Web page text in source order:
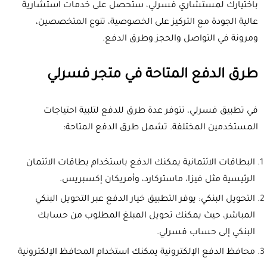
باختيارك لمستشاري فسرلي، ستحصل على خدمات استشارية
عالية الجودة مع التركيز على الخصوصية، تنوع المتخصصين،
ومرونة في التواصل والحجز وطرق الدفع.
طرق الدفع المتاحة في متجر فسرلي
في تطبيق فسرلي، تتوفر عدة طرق للدفع لتلبية احتياجات
المستخدمين المختلفة. تشمل طرق الدفع المتاحة:
البطاقات الائتمانية يمكنك الدفع باستخدام بطاقات الائتمان
الرئيسية مثل فيزا، ماستركارد، وأمريكان إكسبريس.
التحويل البنكي: يوفر التطبيق خيار الدفع عبر التحويل البنكي
المباشر، حيث يمكنك تحويل المبلغ المطلوب من حسابك
البنكي إلى حساب فسرلي.
محافظ الدفع الإلكترونية يمكنك استخدام المحافظ الإلكترونية